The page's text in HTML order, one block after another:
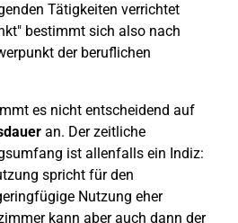
Tätigkeiten verrichtet
bestimmt sich also nach
der beruflichen
es nicht entscheidend auf
an. Der zeitliche
ist allenfalls ein Indiz:
spricht für den
Nutzung eher
kann aber auch dann der